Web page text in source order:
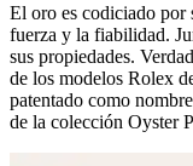
El oro es codiciado por
fuerza y la fiabilidad.
sus propiedades.
de los modelos Rolex
patentado como
de la colección Oyster